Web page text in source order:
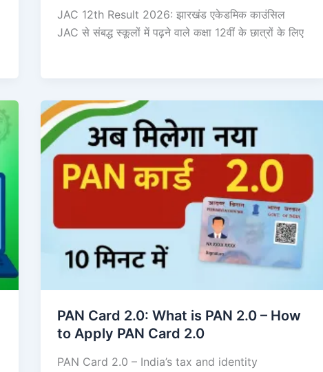
JAC 12th Result 2026: झारखंड एकेडमिक काउंसिल
JAC से संबद्ध स्कूलों में पढ़ने वाले कक्षा 12वीं के छात्रों के लिए
PAN Card 2.0: What is PAN 2.0 – How
to Apply PAN Card 2.0
PAN Card 2.0 – India’s tax and identity